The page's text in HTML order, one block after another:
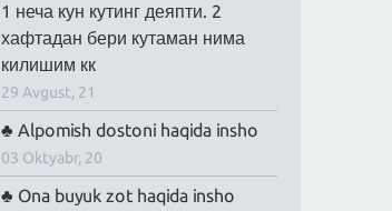
1 неча кун кутинг деяпти. 2
хафтадан бери кутаман нима
килишим кк
29 Avgust, 21
Alpomish dostoni haqida insho
03 Oktyabr, 20
Ona buyuk zot haqida insho